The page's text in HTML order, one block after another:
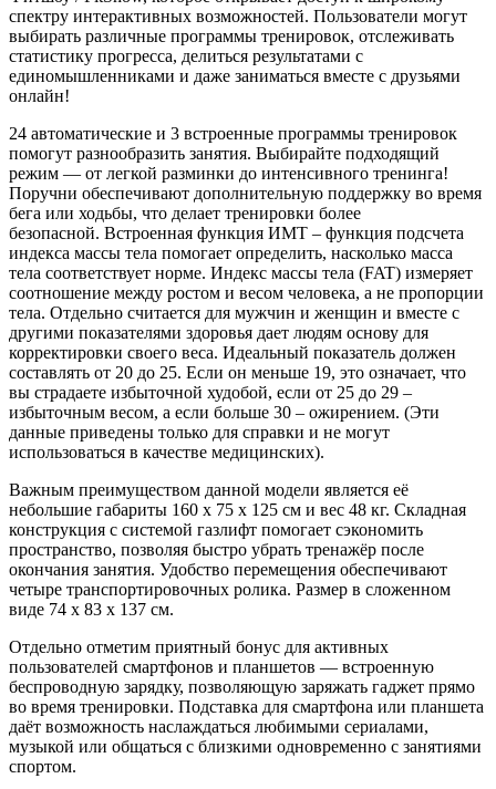
спектру интерактивных возможностей. Пользователи могут
выбирать различные программы тренировок, отслеживать
статистику прогресса, делиться результатами с
единомышленниками и даже заниматься вместе с друзьями
онлайн!
24 автоматические и 3 встроенные программы тренировок
помогут разнообразить занятия. Выбирайте подходящий
режим — от легкой разминки до интенсивного тренинга!
Поручни обеспечивают дополнительную поддержку во время
бега или ходьбы, что делает тренировки более
безопасной. Встроенная функция ИМТ – функция подсчета
индекса массы тела помогает определить, насколько масса
тела соответствует норме. Индекс массы тела (FAT) измеряет
соотношение между ростом и весом человека, а не пропорции
тела. Отдельно считается для мужчин и женщин и вместе с
другими показателями здоровья дает людям основу для
корректировки своего веса. Идеальный показатель должен
составлять от 20 до 25. Если он меньше 19, это означает, что
вы страдаете избыточной худобой, если от 25 до 29 –
избыточным весом, а если больше 30 – ожирением. (Эти
данные приведены только для справки и не могут
использоваться в качестве медицинских).
Важным преимуществом данной модели является её
небольшие габариты 160 х 75 х 125 см и вес 48 кг. Складная
конструкция с системой газлифт помогает сэкономить
пространство, позволяя быстро убрать тренажёр после
окончания занятия. Удобство перемещения обеспечивают
четыре транспортировочных ролика. Размер в сложенном
виде 74 х 83 х 137 см.
Отдельно отметим приятный бонус для активных
пользователей смартфонов и планшетов — встроенную
беспроводную зарядку, позволяющую заряжать гаджет прямо
во время тренировки. Подставка для смартфона или планшета
даёт возможность наслаждаться любимыми сериалами,
музыкой или общаться с близкими одновременно с занятиями
спортом.